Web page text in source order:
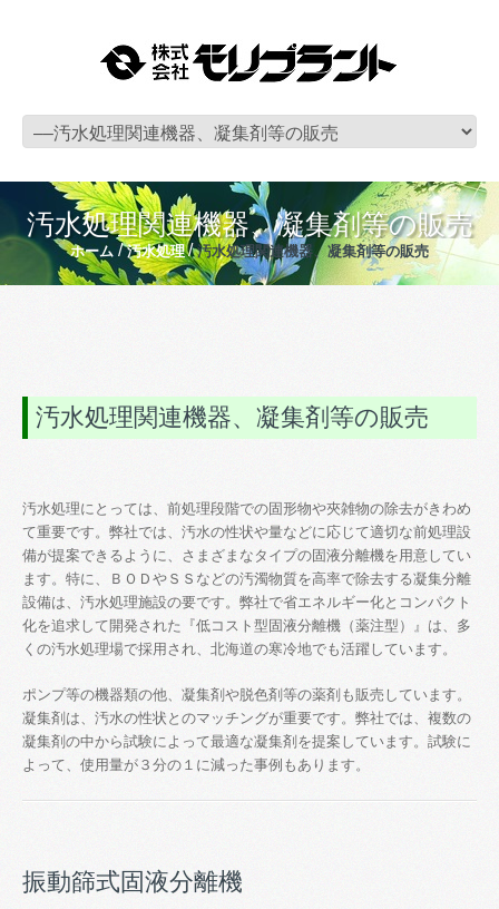
汚水処理関連機器、凝集剤等の販売
ホーム 汚水処理 汚水処理関連機器、凝集剤等の販売
汚水処理関連機器、凝集剤等の販売
汚水処理にとっては、前処理段階での固形物や夾雑物の除去がきわめ
て重要です。弊社では、汚水の性状や量などに応じて適切な前処理設
備が提案できるように、さまざまなタイプの固液分離機を用意してい
ます。特に、ＢＯＤやＳＳなどの汚濁物質を高率で除去する凝集分離
設備は、汚水処理施設の要です。弊社で省エネルギー化とコンパクト
化を追求して開発された『低コスト型固液分離機（薬注型）』は、多
くの汚水処理場で採用され、北海道の寒冷地でも活躍しています。
ポンプ等の機器類の他、凝集剤や脱色剤等の薬剤も販売しています。
凝集剤は、汚水の性状とのマッチングが重要です。弊社では、複数の
凝集剤の中から試験によって最適な凝集剤を提案しています。試験に
よって、使用量が３分の１に減った事例もあります。
振動篩式固液分離機